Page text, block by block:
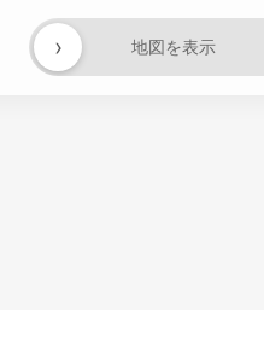
地図を表示
›